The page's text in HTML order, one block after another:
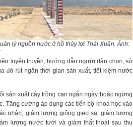
lý nguồn nước ở hồ thủy lợi Thái Xuân. Ảnh:
tuyên truyền, hướng dẫn người dân chọn, sử
đó rút ngắn thời gian sản xuất, tiết kiệm nước
sản xuất cây trồng cạn ngắn ngày hoặc ngừng
Tăng cường áp dụng các tiến bộ khoa học vào
nhận; giảm lượng giống gieo sạ; giảm lượng
lượng nước tưới và giảm thất thoát sau thu